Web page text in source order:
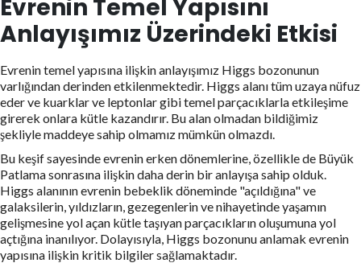
Evrenin Temel Yapısını
Anlayışımız Üzerindeki Etkisi
Evrenin temel yapısına ilişkin anlayışımız Higgs bozonunun
varlığından derinden etkilenmektedir. Higgs alanı tüm uzaya nüfuz
eder ve kuarklar ve leptonlar gibi temel parçacıklarla etkileşime
girerek onlara kütle kazandırır. Bu alan olmadan bildiğimiz
şekliyle maddeye sahip olmamız mümkün olmazdı.
Bu keşif sayesinde evrenin erken dönemlerine, özellikle de Büyük
Patlama sonrasına ilişkin daha derin bir anlayışa sahip olduk.
Higgs alanının evrenin bebeklik döneminde "açıldığına" ve
galaksilerin, yıldızların, gezegenlerin ve nihayetinde yaşamın
gelişmesine yol açan kütle taşıyan parçacıkların oluşumuna yol
açtığına inanılıyor. Dolayısıyla, Higgs bozonunu anlamak evrenin
yapısına ilişkin kritik bilgiler sağlamaktadır.